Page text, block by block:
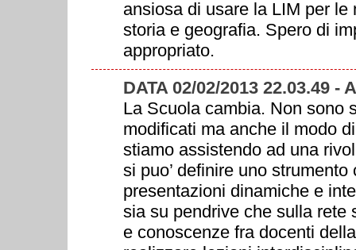
ansiosa di usare la LIM per
storia e geografia. Spero di
appropriato.
DATA 02/02/2013 22.03.49
La Scuola cambia. Non sono
modificati ma anche il modo
stiamo assistendo ad una
si puo’ definire uno
presentazioni dinamiche e
sia su pendrive che sulla rete
e conoscenze fra docenti